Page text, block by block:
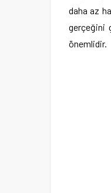
daha az
gerçeğini
önemlidir.